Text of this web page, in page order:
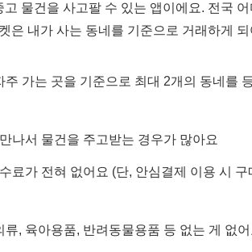
물건을 사고팔 수 있는 앱이에요. 전국
은 내가 사는 동네를 기준으로 거래하게
주 가는 곳을 기준으로 최대 2개의 동네를
나서 물건을 주고받는 경우가 많아요
료가 전혀 없어요 (단, 안심결제 이용 시
류, 육아용품, 반려동물용품 등 없는 게 없어